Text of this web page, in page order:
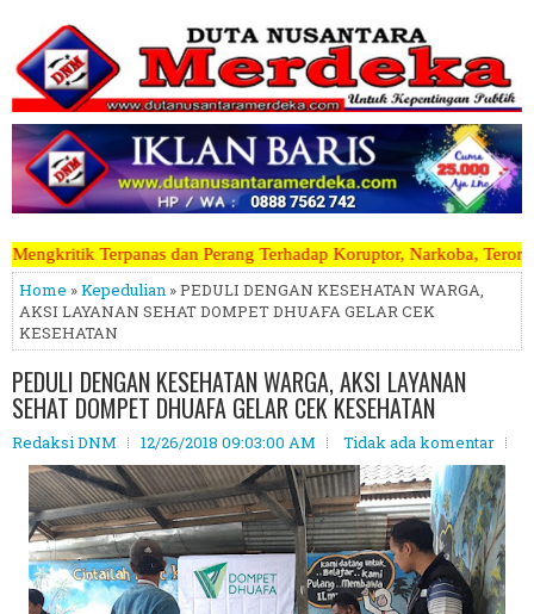
Terhadap Koruptor, Narkoba, Teroris Musuh Rakyat
Home »Kepedulian » PEDULI DENGAN KESEHATAN WARGA,
AKSI LAYANAN SEHAT DOMPET DHUAFA GELAR CEK
KESEHATAN
PEDULI DENGAN KESEHATAN WARGA, AKSI LAYANAN
SEHAT DOMPET DHUAFA GELAR CEK KESEHATAN
Redaksi DNM 12/26/2018 09:03:00 AM Tidak ada komentar